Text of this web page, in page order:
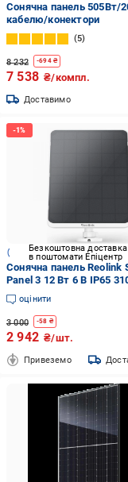
Сонячна панель 505Вт/
кабелю/конектори
5
8 232 -694₴
7 538 ₴/компл.
Доставимо
Безкоштовна доставка
в поштомати Епіцентр
Сонячна панель Reolink
Panel 3 12 Вт 6 В IP65
мм White (35575383)
оцінити
3 000 -58 ₴
2 942 ₴/шт.
Привеземо